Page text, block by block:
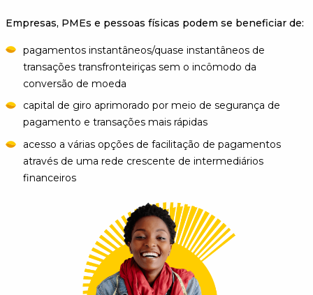
Empresas, PMEs e pessoas físicas podem se beneficiar de:
pagamentos instantâneos/quase instantâneos de
transações transfronteiriças sem o incômodo da
conversão de moeda
capital de giro aprimorado por meio de segurança de
pagamento e transações mais rápidas
acesso a várias opções de facilitação de pagamentos
através de uma rede crescente de intermediários
financeiros